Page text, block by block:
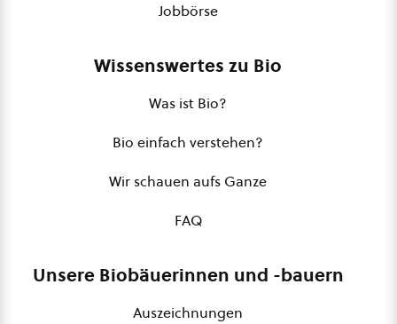
Jobbörse
Wissenswertes zu Bio
Was ist Bio?
Bio einfach verstehen?
Wir schauen aufs Ganze
FAQ
Unsere Biobäuerinnen und -bauern
Auszeichnungen